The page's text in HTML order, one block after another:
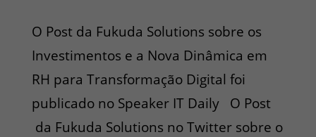
O Post da Fukuda Solutions sobre os
Investimentos e a Nova Dinâmica em
RH para Transformação Digital foi
publicado no Speaker IT Daily O Post
da Fukuda Solutions no Twitter sobre o